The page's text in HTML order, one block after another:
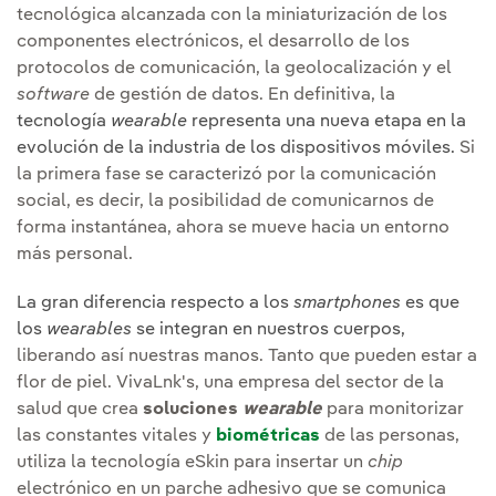
tecnológica alcanzada con la miniaturización de los
componentes electrónicos, el desarrollo de los
protocolos de comunicación, la geolocalización y el
software de gestión de datos. En definitiva, la
tecnología wearable representa una nueva etapa en la
evolución de la industria de los dispositivos móviles. Si
la primera fase se caracterizó por la comunicación
social, es decir, la posibilidad de comunicarnos de
forma instantánea, ahora se mueve hacia un entorno
más personal.
La gran diferencia respecto a los smartphones es que
los wearables se integran en nuestros cuerpos,
liberando así nuestras manos. Tanto que pueden estar a
flor de piel. VivaLnk's, una empresa del sector de la
salud que crea soluciones wearable para monitorizar
las constantes vitales y biométricas de las personas,
utiliza la tecnología eSkin para insertar un chip
electrónico en un parche adhesivo que se comunica